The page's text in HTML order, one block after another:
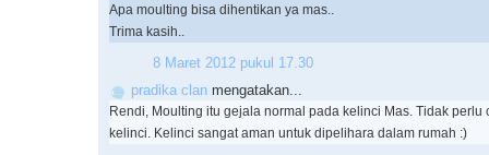
Apa moulting bisa dihentikan ya mas..
Trima kasih..
8 Maret 2012 pukul 17.30
pradika clan mengatakan...
Rendi, Moulting itu gejala normal pada kelinci Mas. Tidak perlu
kelinci. Kelinci sangat aman untuk dipelihara dalam rumah :)